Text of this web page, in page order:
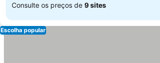
Consulte os preços de 9 sites
Escolha popular